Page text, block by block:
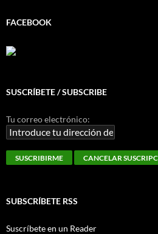
FACEBOOK
SUSCRÍBETE / SUBSCRIBE
Tu correo electrónico:
SUBSCRÍBETE RSS
Suscríbete en un Reader